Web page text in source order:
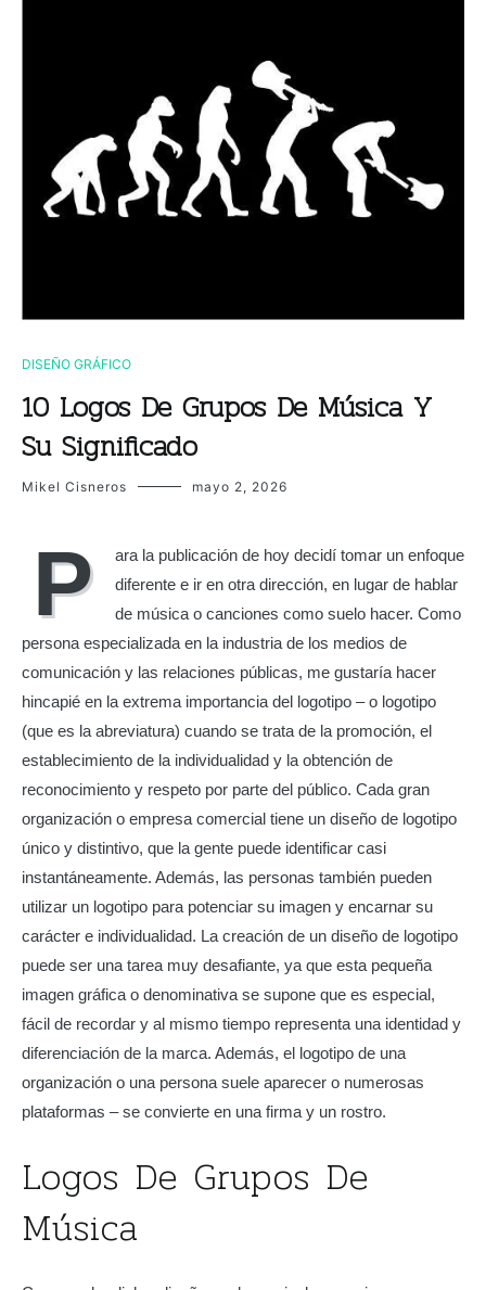
DISEÑO GRÁFICO
10 Logos De Grupos De Música Y
Su Significado
Mikel Cisneros mayo 2, 2026
P
ara la publicación de hoy decidí tomar un enfoque
diferente e ir en otra dirección, en lugar de hablar
de música o canciones como suelo hacer. Como
persona especializada en la industria de los medios de
comunicación y las relaciones públicas, me gustaría hacer
hincapié en la extrema importancia del logotipo – o logotipo
(que es la abreviatura) cuando se trata de la promoción, el
establecimiento de la individualidad y la obtención de
reconocimiento y respeto por parte del público. Cada gran
organización o empresa comercial tiene un diseño de logotipo
único y distintivo, que la gente puede identificar casi
instantáneamente. Además, las personas también pueden
utilizar un logotipo para potenciar su imagen y encarnar su
carácter e individualidad. La creación de un diseño de logotipo
puede ser una tarea muy desafiante, ya que esta pequeña
imagen gráfica o denominativa se supone que es especial,
fácil de recordar y al mismo tiempo representa una identidad y
diferenciación de la marca. Además, el logotipo de una
organización o una persona suele aparecer o numerosas
plataformas – se convierte en una firma y un rostro.
Logos De Grupos De
Música